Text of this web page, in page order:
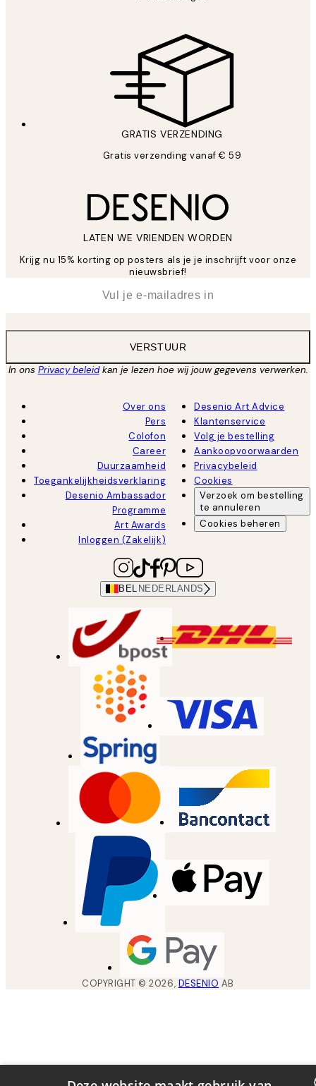
GRATIS VERZENDING
Gratis verzending vanaf € 59
LATEN WE VRIENDEN WORDEN
Krijg nu 15% korting op posters als je je inschrijft voor onze
nieuwsbrief!
VERSTUUR
In ons Privacy beleidkan je lezen hoe wij jouw gegevens verwerken.
Over ons
Pers
Colofon
Career
Duurzaamheid
Toegankelijkheidsverklaring
Desenio Ambassador
Programme
Art Awards
Inloggen (Zakelijk)
Desenio Art Advice
Klantenservice
Volg je bestelling
Aankoopvoorwaarden
Privacybeleid
Cookies
Verzoek om bestelling
te annuleren
Cookies beheren
BEL NEDERLANDS
COPYRIGHT ©2026, DESENIO AB